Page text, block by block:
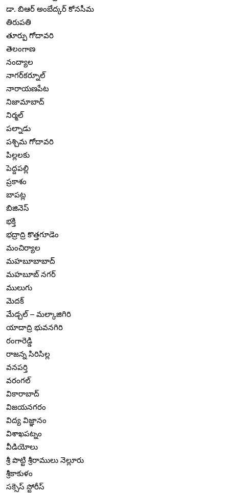
డా. బిఆర్ అంబేద్కర్ కోనసీమ
తిరుపతి
తూర్పు గోదావరి
తెలంగాణ
నంద్యాల
నాగర్‌కర్నూల్
నారాయణపేట
నిజామాబాద్
నిర్మల్
పల్నాడు
పశ్చిమ గోదావరి
పిల్లలకు
పెద్దపల్లి
ప్రకాశం
బాపట్ల
బిజినెస్
భక్తి
భద్రాద్రి కొత్తగూడెం
మంచిర్యాల
మహబూబాబాద్
మహబూబ్ నగర్
ములుగు
మెదక్
మేడ్చల్ – మల్కాజిగిరి
యాదాద్రి భువనగిరి
రంగారెడ్డి
రాజన్న సిరిసిల్ల
వనపర్తి
వరంగల్
వికారాబాద్
విజయనగరం
విద్య విజ్ఞానం
విశాఖపట్నం
వీడియోలు
శ్రీ పొట్టి శ్రీరాములు నెల్లూరు
శ్రీకాకుళం
సక్సెస్ స్టోరీస్